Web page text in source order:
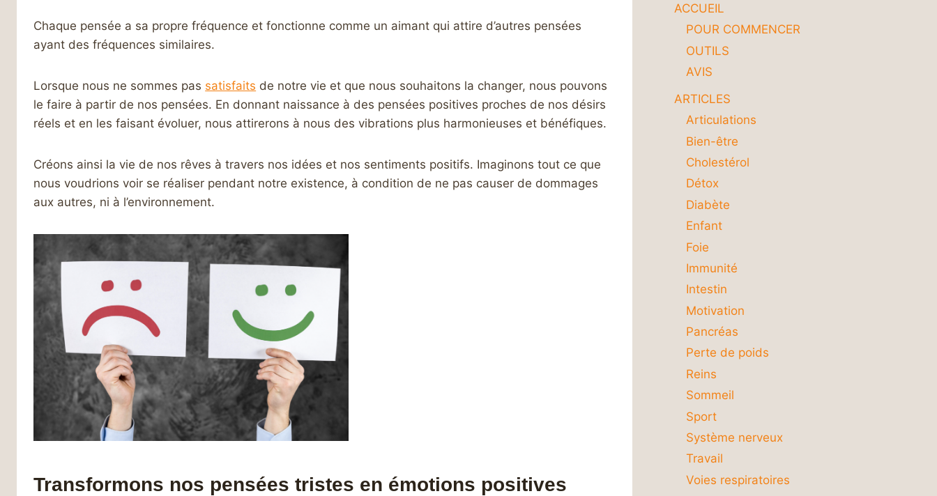
Chaque pensée a sa propre fréquence et fonctionne comme un aimant qui attire d’autres pensées
ayant des fréquences similaires.
Lorsque nous ne sommes pas satisfaits de notre vie et que nous souhaitons la changer, nous pouvons
le faire à partir de nos pensées. En donnant naissance à des pensées positives proches de nos désirs
réels et en les faisant évoluer, nous attirerons à nous des vibrations plus harmonieuses et bénéfiques.
Créons ainsi la vie de nos rêves à travers nos idées et nos sentiments positifs. Imaginons tout ce que
nous voudrions voir se réaliser pendant notre existence, à condition de ne pas causer de dommages
aux autres, ni à l’environnement.
Transformons nos pensées tristes en émotions positives
ACCUEIL
POUR COMMENCER
OUTILS
AVIS
ARTICLES
Articulations
Bien-être
Cholestérol
Détox
Diabète
Enfant
Foie
Immunité
Intestin
Motivation
Pancréas
Perte de poids
Reins
Sommeil
Sport
Système nerveux
Travail
Voies respiratoires